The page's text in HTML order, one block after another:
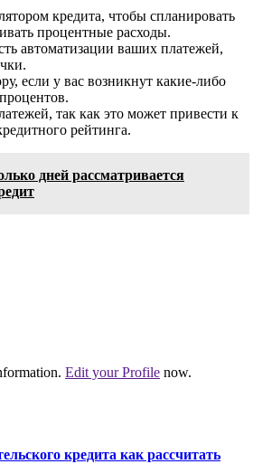
кредита, чтобы спланировать
процентные расходы.
автоматизации ваших платежей,
если у вас возникнут какие-либо
так как это может привести к
рейтинга.
дней рассматривается
Edit your Profile now.
кредита как рассчитать